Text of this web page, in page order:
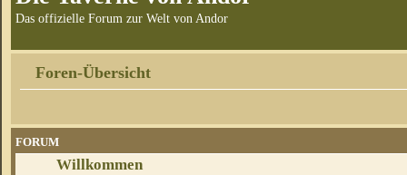
Das offizielle Forum zur Welt von Andor
Foren-Übersicht
FORUM
Willkommen